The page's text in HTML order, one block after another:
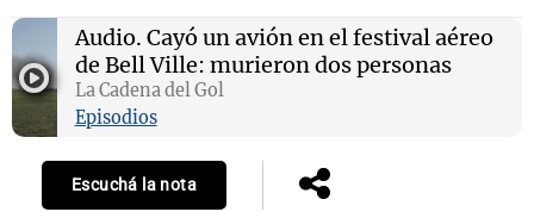
Audio. Cayó un avión en el festival aéreo
de Bell Ville: murieron dos personas
La Cadena del Gol
Episodios
Escuchá la nota
Mundial 2026